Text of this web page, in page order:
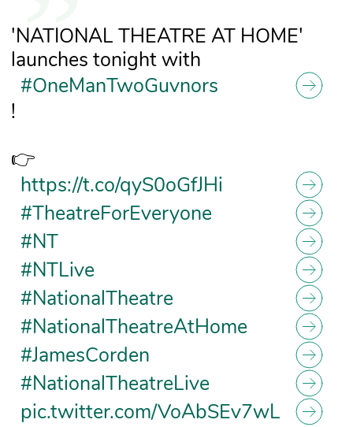
'NATIONAL THEATRE AT HOME'
launches tonight with
#OneManTwoGuvnors
!
👉
https://t.co/qyS0oGfJHi
#TheatreForEveryone
#NT
#NTLive
#NationalTheatre
#NationalTheatreAtHome
#JamesCorden
#NationalTheatreLive
pic.twitter.com/VoAbSEv7wL